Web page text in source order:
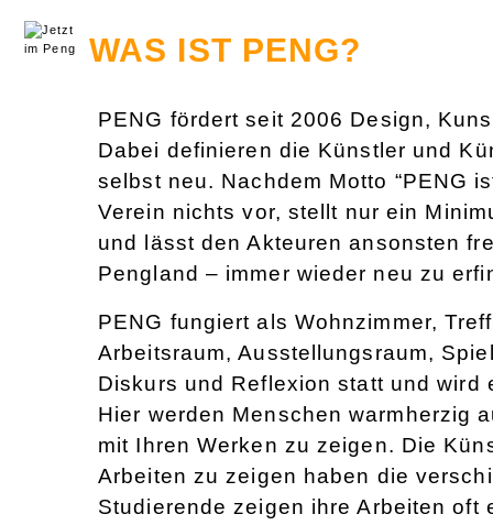
WAS IST PENG?
PENG fördert seit 2006 Design,
Dabei definieren die Künstler und
selbst neu. Nachdem Motto “PENG
Verein nichts vor, stellt nur ein
und lässt den Akteuren ansonsten
Pengland – immer wieder neu zu
PENG fungiert als Wohnzimmer,
Arbeitsraum, Ausstellungsraum,
Diskurs und Reflexion statt und
Hier werden Menschen warmherzig
mit Ihren Werken zu zeigen. Die
Arbeiten zu zeigen haben die
Studierende zeigen ihre Arbeiten oft